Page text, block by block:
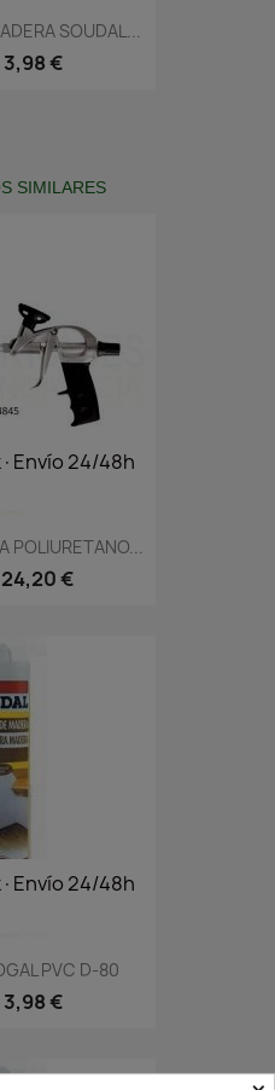
SOUDAL...
3,98 €
SIMILARES
24/48h
POLIURETANO...
24,20 €
24/48h
PVC D-80
3,98 €